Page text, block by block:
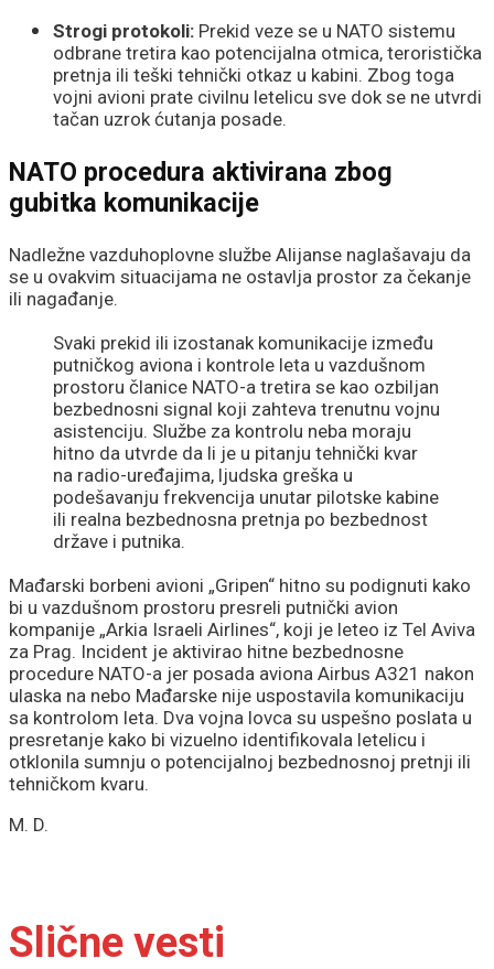
Strogi protokoli: Prekid veze se u NATO sistemu
odbrane tretira kao potencijalna otmica, teroristička
pretnja ili teški tehnički otkaz u kabini. Zbog toga
vojni avioni prate civilnu letelicu sve dok se ne utvrdi
tačan uzrok ćutanja posade.
NATO procedura aktivirana zbog
gubitka komunikacije
Nadležne vazduhoplovne službe Alijanse naglašavaju da
se u ovakvim situacijama ne ostavlja prostor za čekanje
ili nagađanje.
Svaki prekid ili izostanak komunikacije između
putničkog aviona i kontrole leta u vazdušnom
prostoru članice NATO-a tretira se kao ozbiljan
bezbednosni signal koji zahteva trenutnu vojnu
asistenciju. Službe za kontrolu neba moraju
hitno da utvrde da li je u pitanju tehnički kvar
na radio-uređajima, ljudska greška u
podešavanju frekvencija unutar pilotske kabine
ili realna bezbednosna pretnja po bezbednost
države i putnika.
Mađarski borbeni avioni „Gripen“ hitno su podignuti kako
bi u vazdušnom prostoru presreli putnički avion
kompanije „Arkia Israeli Airlines“, koji je leteo iz Tel Aviva
za Prag. Incident je aktivirao hitne bezbednosne
procedure NATO-a jer posada aviona Airbus A321 nakon
ulaska na nebo Mađarske nije uspostavila komunikaciju
sa kontrolom leta. Dva vojna lovca su uspešno poslata u
presretanje kako bi vizuelno identifikovala letelicu i
otklonila sumnju o potencijalnoj bezbednosnoj pretnji ili
tehničkom kvaru.
M. D.
Slične vesti